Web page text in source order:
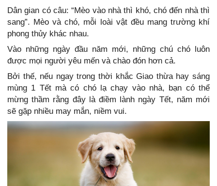
Dân gian có câu: “Mèo vào nhà thì khó, chó đến nhà thì
sang”. Mèo và chó, mỗi loài vật đều mang trường khí
phong thủy khác nhau.
Vào những ngày đầu năm mới, những chú chó luôn
được mọi người yêu mến và chào đón hơn cả.
Bởi thế, nếu ngay trong thời khắc Giao thừa hay sáng
mùng 1 Tết mà có chó lạ chạy vào nhà, bạn có thể
mừng thầm rằng đây là điềm lành ngày Tết, năm mới
sẽ gặp nhiều may mắn, niềm vui.